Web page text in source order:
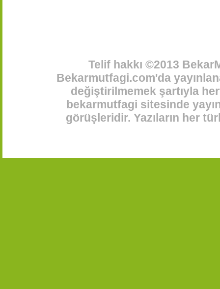
Telif hakkı ©2013
Bekarmutfagi.com'da
değiştirilmemek şartıyla
bekarmutfagi sitesinde
görüşleridir. Yazıların her